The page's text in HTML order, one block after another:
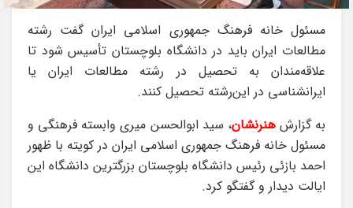
مسئول خانه فرهنگ جمهوری اسلامی ایران گفت رشته
مطالعات ایران باید در دانشگاه بلوچستان تأسیس شود تا
علاقه‌مندان به تحصیل در رشته مطالعات ایران یا
ایرانشناسی در این‌رشته تحصیل کنند.
به گزارشهنرنشان، سید ابوالحسن میری وابسته فرهنگی و
مسئول خانه فرهنگ جمهوری اسلامی ایران در کویته با ظهور
احمد بازئی رئیس دانشگاه بلوچستان بزرگترین دانشگاه این
ایالت دیدار و گفتگو کرد.